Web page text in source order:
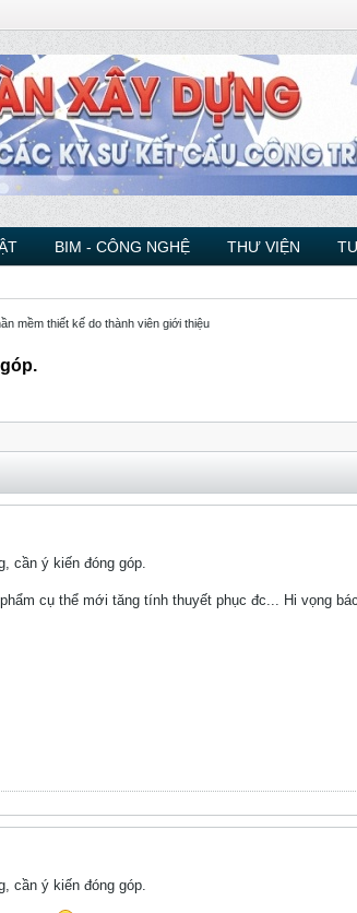
BIM - CÔNG NGHỆ THƯ VIỆN
mềm thiết kế do thành viên giới thiệu
cần ý kiến đóng góp.
cụ thể mới tăng tính thuyết phục đc... Hi vọng
cần ý kiến đóng góp.